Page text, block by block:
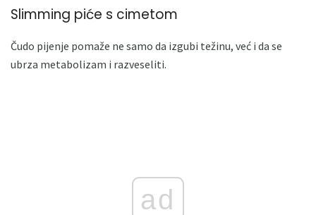
Slimming piće s cimetom
Čudo pijenje pomaže ne samo da izgubi težinu, već i da se
ubrza metabolizam i razveseliti.
ad